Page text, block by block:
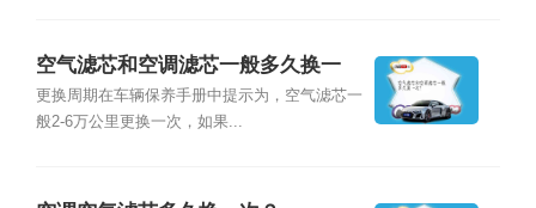
空气滤芯和空调滤芯一般多久换一
次？
更换周期在车辆保养手册中提示为，空气滤芯一
般2-6万公里更换一次，如果...